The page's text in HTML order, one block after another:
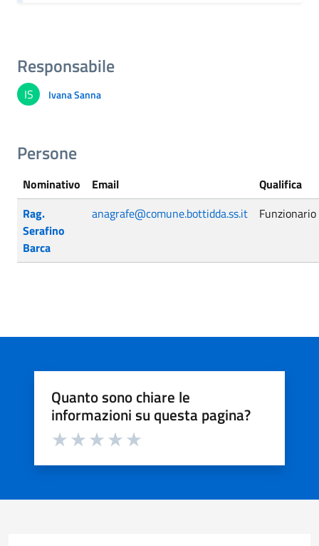
Responsabile
IS Ivana Sanna
Persone
Nominativo Email
Qualifica
Rag.
Serafino
Barca
anagrafe@comune.bottidda.ss.it Funzionario
Quanto sono chiare le
informazioni su questa pagina?
Valuta da 1 a 5 stelle la pagina